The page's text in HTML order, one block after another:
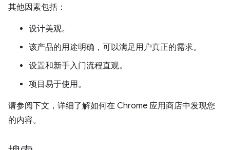
其他因素包括：
设计美观。
该产品的用途明确，可以满足用户真正的需求。
设置和新手入门流程直观。
项目易于使用。
请参阅下文，详细了解如何在 Chrome 应用商店中发现您
的内容。